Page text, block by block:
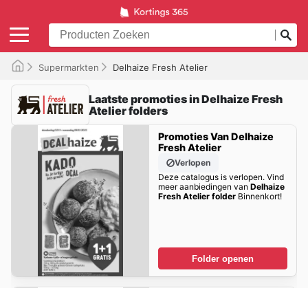
Supermarkten Delhaize Fresh Atelier
Laatste promoties in Delhaize Fresh
Atelier folders
Promoties Van Delhaize
Fresh Atelier
Verlopen
Deze catalogus is verlopen. Vind
meer aanbiedingen van Delhaize
Fresh Atelier folderBinnenkort!
Folder openen